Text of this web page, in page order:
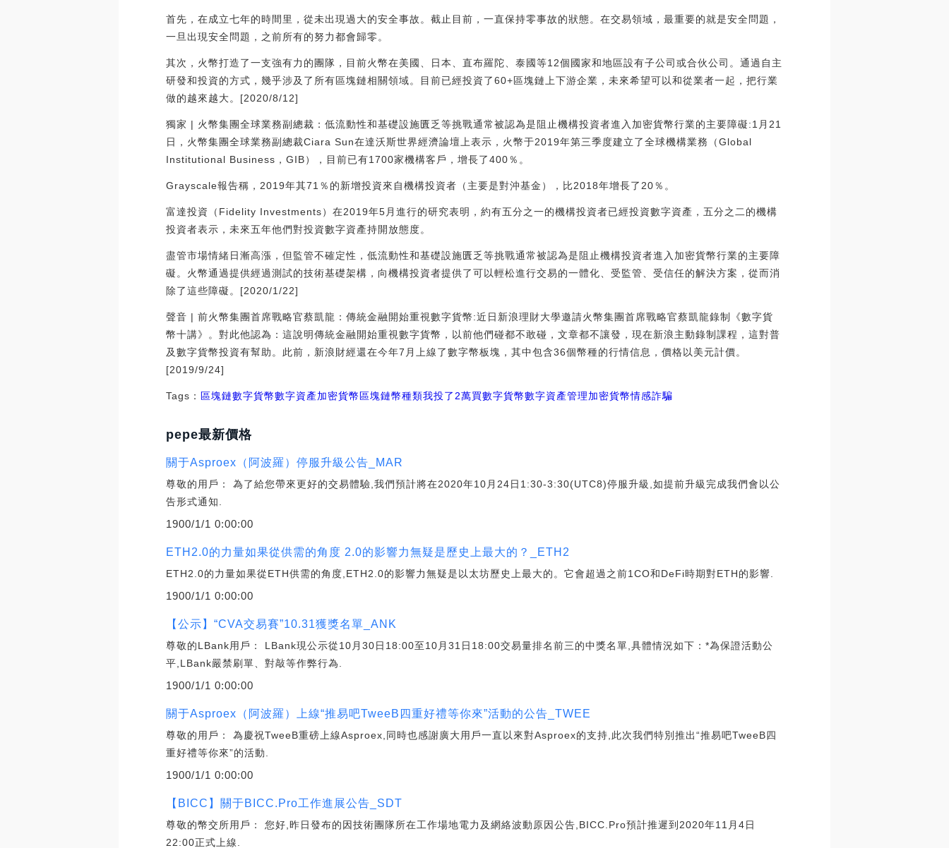
首先，在成立七年的時間里，從未出現過大的安全事故。截止目前，一直保持零事故的狀態。在交易領域，最重要的就是安全問題，
一旦出現安全問題，之前所有的努力都會歸零。
其次，火幣打造了一支強有力的團隊，目前火幣在美國、日本、直布羅陀、泰國等12個國家和地區設有子公司或合伙公司。通過自主
研發和投資的方式，幾乎涉及了所有區塊鏈相關領域。目前已經投資了60+區塊鏈上下游企業，未來希望可以和從業者一起，把行業
做的越來越大。[2020/8/12]
獨家 | 火幣集團全球業務副總裁：低流動性和基礎設施匱乏等挑戰通常被認為是阻止機構投資者進入加密貨幣行業的主要障礙:1月21
日，火幣集團全球業務副總裁Ciara Sun在達沃斯世界經濟論壇上表示，火幣于2019年第三季度建立了全球機構業務（Global
Institutional Business，GIB），目前已有1700家機構客戶，增長了400％。
Grayscale報告稱，2019年其71％的新增投資來自機構投資者（主要是對沖基金），比2018年增長了20％。
富達投資（Fidelity Investments）在2019年5月進行的研究表明，約有五分之一的機構投資者已經投資數字資產，五分之二的機構
投資者表示，未來五年他們對投資數字資產持開放態度。
盡管市場情緒日漸高漲，但監管不確定性，低流動性和基礎設施匱乏等挑戰通常被認為是阻止機構投資者進入加密貨幣行業的主要障
礙。火幣通過提供經過測試的技術基礎架構，向機構投資者提供了可以輕松進行交易的一體化、受監管、受信任的解決方案，從而消
除了這些障礙。[2020/1/22]
聲音 | 前火幣集團首席戰略官蔡凱龍：傳統金融開始重視數字貨幣:近日新浪理財大學邀請火幣集團首席戰略官蔡凱龍錄制《數字貨
幣十講》。對此他認為：這說明傳統金融開始重視數字貨幣，以前他們碰都不敢碰，文章都不讓發，現在新浪主動錄制課程，這對普
及數字貨幣投資有幫助。此前，新浪財經還在今年7月上線了數字幣板塊，其中包含36個幣種的行情信息，價格以美元計價。
[2019/9/24]
Tags： 區塊鏈數字貨幣數字資產加密貨幣 區塊鏈幣種類我投了2萬買數字貨幣數字資產管理加密貨幣情感詐騙
pepe最新價格
關于Asproex（阿波羅）停服升級公告_MAR
尊敬的用戶： 為了給您帶來更好的交易體驗,我們預計將在2020年10月24日1:30-3:30(UTC8)停服升級,如提前升級完成我們會以公
告形式通知.
1900/1/1 0:00:00
ETH2.0的力量如果從供需的角度 2.0的影響力無疑是歷史上最大的？_ETH2
ETH2.0的力量如果從ETH供需的角度,ETH2.0的影響力無疑是以太坊歷史上最大的。它會超過之前1CO和DeFi時期對ETH的影響.
1900/1/1 0:00:00
【公示】“CVA交易賽”10.31獲獎名單_ANK
尊敬的LBank用戶： LBank現公示從10月30日18:00至10月31日18:00交易量排名前三的中獎名單,具體情況如下：*為保證活動公
平,LBank嚴禁刷單、對敲等作弊行為.
1900/1/1 0:00:00
關于Asproex（阿波羅）上線“推易吧TweeB四重好禮等你來”活動的公告_TWEE
尊敬的用戶： 為慶祝TweeB重磅上線Asproex,同時也感謝廣大用戶一直以來對Asproex的支持,此次我們特別推出“推易吧TweeB四
重好禮等你來”的活動.
1900/1/1 0:00:00
【BICC】關于BICC.Pro工作進展公告_SDT
尊敬的幣交所用戶： 您好,昨日發布的因技術團隊所在工作場地電力及網絡波動原因公告,BICC.Pro預計推遲到2020年11月4日
22:00正式上線.